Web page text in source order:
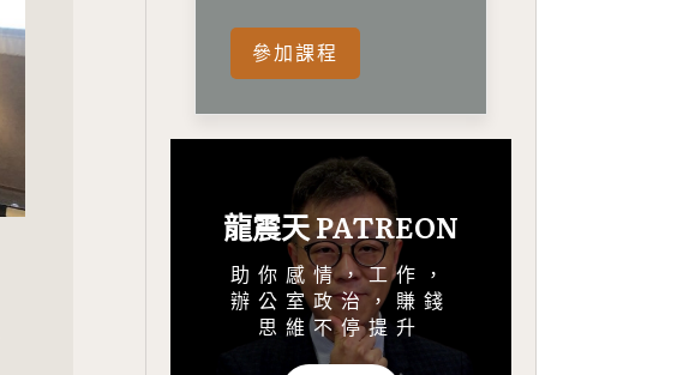
參加課程
龍震天 PATREON
助你感情，工作，
辦公室政治，賺錢
思維不停提升